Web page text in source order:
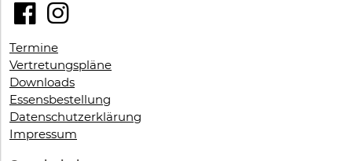
Termine
Vertretungspläne
Downloads
Essensbestellung
Datenschutzerklärung
Impressum